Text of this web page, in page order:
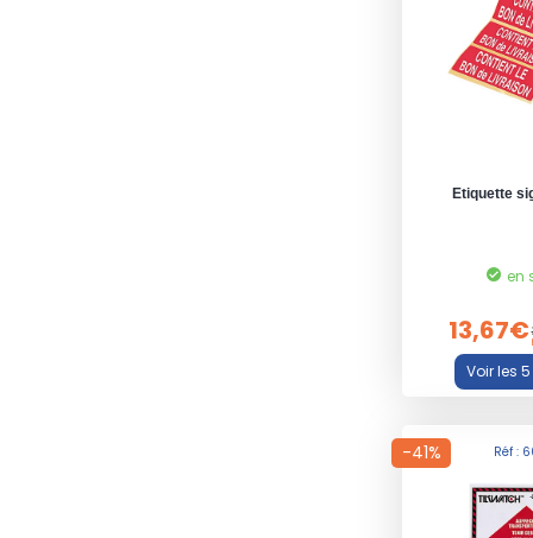
Etiquette
en
13,67€
-41% Réf :